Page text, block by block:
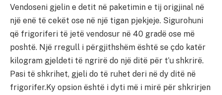
Vendoseni gjelin e detit në paketimin e tij origjinal në
një enë të cekët ose në një tigan pjekjeje. Sigurohuni
që frigoriferi të jetë vendosur në 40 gradë ose më
poshtë. Një rregull i përgjithshëm është se çdo katër
kilogram gjeldeti të ngrirë do një ditë për t’u shkrirë.
Pasi të shkrihet, gjeli do të ruhet deri në dy ditë në
frigorifer.Ky opsion është i dyti më i mirë për shkrirjen